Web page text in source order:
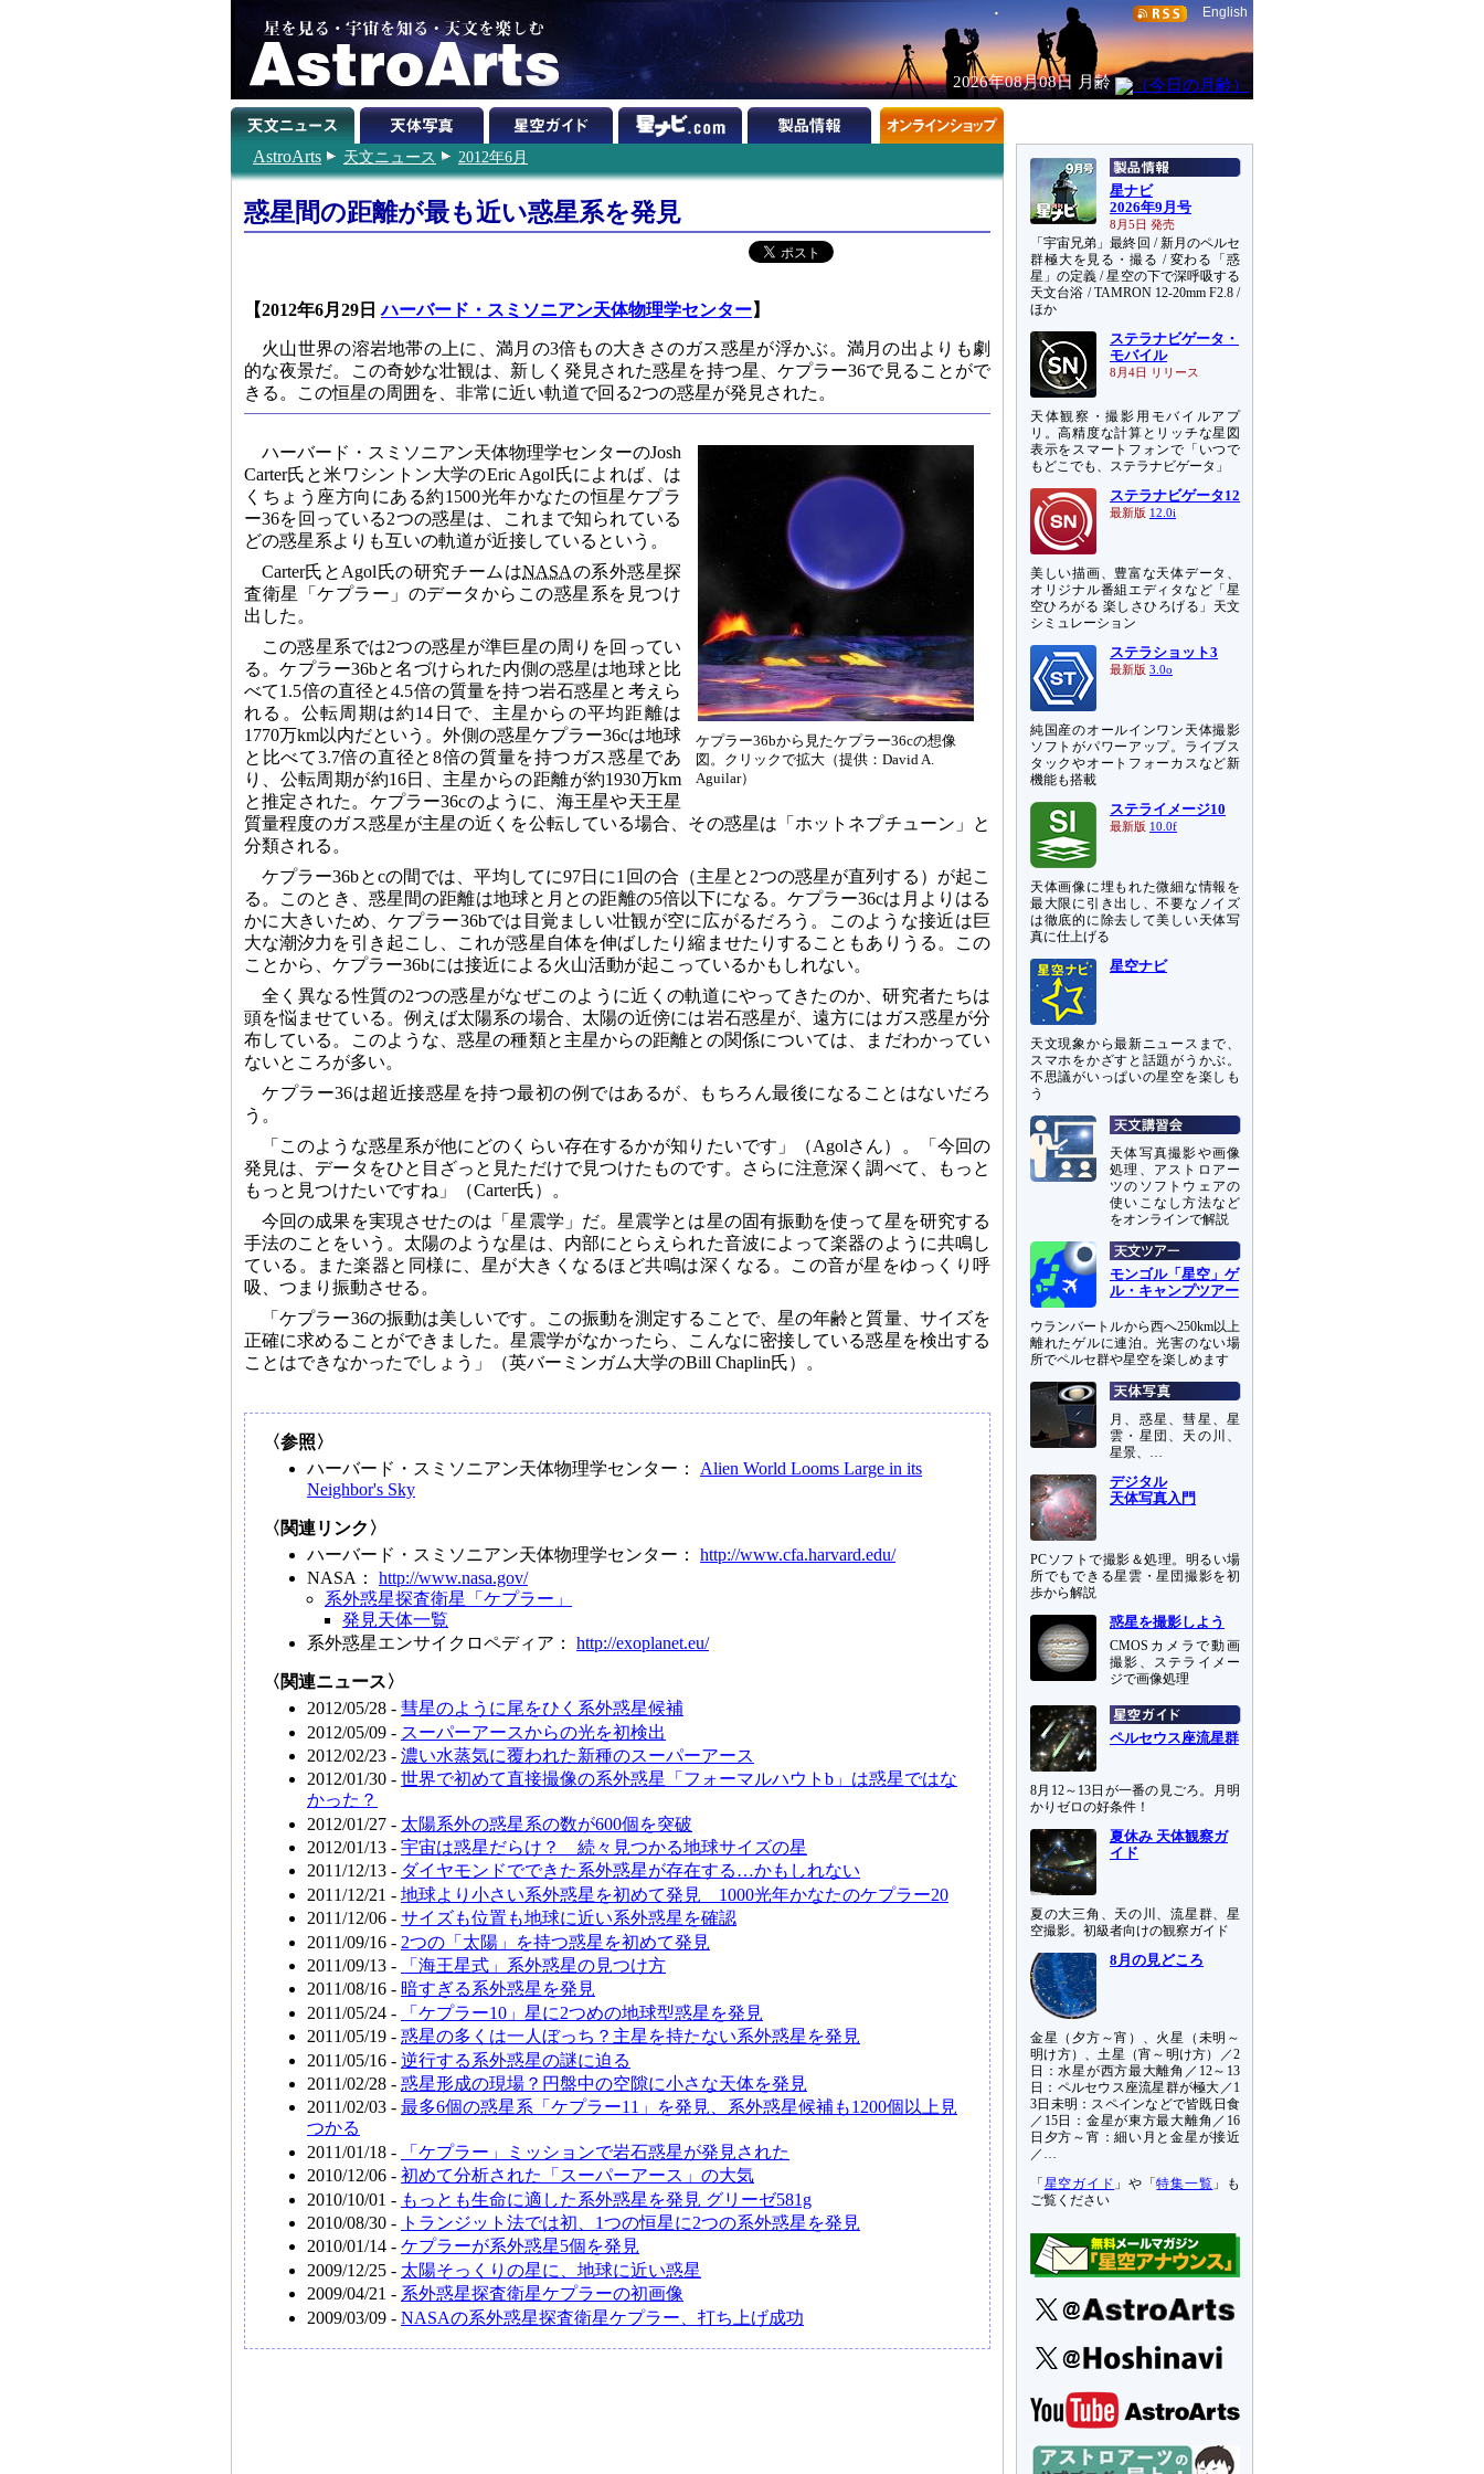
English
2026年08月08日 月齢
AstroArts 天文ニュース 2012年6月
惑星間の距離が最も近い惑星系を発見
【2012年6月29日ハーバード・スミソニアン天体物理学センター】
火山世界の溶岩地帯の上に、満月の3倍もの大きさのガス惑星が浮かぶ。満月の出よりも劇
的な夜景だ。この奇妙な壮観は、新しく発見された惑星を持つ星、ケプラー36で見ることがで
きる。この恒星の周囲を、非常に近い軌道で回る2つの惑星が発見された。
ケプラー36bから見たケプラー36cの想像
図。クリックで拡大（提供：David A.
Aguilar）
ハーバード・スミソニアン天体物理学センターのJosh
Carter氏と米ワシントン大学のEric Agol氏によれば、は
くちょう座方向にある約1500光年かなたの恒星ケプラ
ー36を回っている2つの惑星は、これまで知られている
どの惑星系よりも互いの軌道が近接しているという。
Carter氏とAgol氏の研究チームはNASAの系外惑星探
査衛星「ケプラー」のデータからこの惑星系を見つけ
出した。
この惑星系では2つの惑星が準巨星の周りを回ってい
る。ケプラー36bと名づけられた内側の惑星は地球と比
べて1.5倍の直径と4.5倍の質量を持つ岩石惑星と考えら
れる。公転周期は約14日で、主星からの平均距離は
1770万km以内だという。外側の惑星ケプラー36cは地球
と比べて3.7倍の直径と8倍の質量を持つガス惑星であ
り、公転周期が約16日、主星からの距離が約1930万km
と推定された。ケプラー36cのように、海王星や天王星
質量程度のガス惑星が主星の近くを公転している場合、その惑星は「ホットネプチューン」と
分類される。
ケプラー36bとcの間では、平均してに97日に1回の合（主星と2つの惑星が直列する）が起こ
る。このとき、惑星間の距離は地球と月との距離の5倍以下になる。ケプラー36cは月よりはる
かに大きいため、ケプラー36bでは目覚ましい壮観が空に広がるだろう。このような接近は巨
大な潮汐力を引き起こし、これが惑星自体を伸ばしたり縮ませたりすることもありうる。この
ことから、ケプラー36bには接近による火山活動が起こっているかもしれない。
全く異なる性質の2つの惑星がなぜこのように近くの軌道にやってきたのか、研究者たちは
頭を悩ませている。例えば太陽系の場合、太陽の近傍には岩石惑星が、遠方にはガス惑星が分
布している。このような、惑星の種類と主星からの距離との関係については、まだわかってい
ないところが多い。
ケプラー36は超近接惑星を持つ最初の例ではあるが、もちろん最後になることはないだろ
う。
「このような惑星系が他にどのくらい存在するかが知りたいです」（Agolさん）。「今回の
発見は、データをひと目ざっと見ただけで見つけたものです。さらに注意深く調べて、もっと
もっと見つけたいですね」（Carter氏）。
今回の成果を実現させたのは「星震学」だ。星震学とは星の固有振動を使って星を研究する
手法のことをいう。太陽のような星は、内部にとらえられた音波によって楽器のように共鳴し
ている。また楽器と同様に、星が大きくなるほど共鳴は深くなる。この音が星をゆっくり呼
吸、つまり振動させる。
「ケプラー36の振動は美しいです。この振動を測定することで、星の年齢と質量、サイズを
正確に求めることができました。星震学がなかったら、こんなに密接している惑星を検出する
ことはできなかったでしょう」（英バーミンガム大学のBill Chaplin氏）。
〈参照〉
ハーバード・スミソニアン天体物理学センター： Alien World Looms Large in its
Neighbor's Sky
〈関連リンク〉
ハーバード・スミソニアン天体物理学センター： http://www.cfa.harvard.edu/
NASA： http://www.nasa.gov/
系外惑星探査衛星「ケプラー」
発見天体一覧
系外惑星エンサイクロペディア： http://exoplanet.eu/
〈関連ニュース〉
2012/05/28 - 彗星のように尾をひく系外惑星候補
2012/05/09 - スーパーアースからの光を初検出
2012/02/23 - 濃い水蒸気に覆われた新種のスーパーアース
2012/01/30 - 世界で初めて直接撮像の系外惑星「フォーマルハウトb」は惑星ではな
かった？
2012/01/27 - 太陽系外の惑星系の数が600個を突破
2012/01/13 - 宇宙は惑星だらけ？ 続々見つかる地球サイズの星
2011/12/13 - ダイヤモンドでできた系外惑星が存在する…かもしれない
2011/12/21 - 地球より小さい系外惑星を初めて発見 1000光年かなたのケプラー20
2011/12/06 - サイズも位置も地球に近い系外惑星を確認
2011/09/16 - 2つの「太陽」を持つ惑星を初めて発見
2011/09/13 -
「海王星式」系外惑星の見つけ方
2011/08/16 - 暗すぎる系外惑星を発見
2011/05/24 -
「ケプラー10」星に2つめの地球型惑星を発見
2011/05/19 - 惑星の多くは一人ぼっち？主星を持たない系外惑星を発見
2011/05/16 - 逆行する系外惑星の謎に迫る
2011/02/28 - 惑星形成の現場？円盤中の空隙に小さな天体を発見
2011/02/03 - 最多6個の惑星系「ケプラー11」を発見、系外惑星候補も1200個以上見
つかる
2011/01/18 -
「ケプラー」ミッションで岩石惑星が発見された
2010/12/06 - 初めて分析された「スーパーアース」の大気
2010/10/01 - もっとも生命に適した系外惑星を発見 グリーゼ581g
2010/08/30 - トランジット法では初、1つの恒星に2つの系外惑星を発見
2010/01/14 - ケプラーが系外惑星5個を発見
2009/12/25 - 太陽そっくりの星に、地球に近い惑星
2009/04/21 - 系外惑星探査衛星ケプラーの初画像
2009/03/09 - NASAの系外惑星探査衛星ケプラー、打ち上げ成功
星ナビ
2026年9月号
8月5日 発売
「宇宙兄弟」最終回 / 新月のペルセ
群極大を見る・撮る / 変わる「惑
星」の定義 / 星空の下で深呼吸する
天文台浴 / TAMRON 12-20mm F2.8 /
ほか
ステラナビゲータ・
モバイル
8月4日 リリース
天体観察・撮影用モバイルアプ
リ。高精度な計算とリッチな星図
表示をスマートフォンで「いつで
もどこでも、ステラナビゲータ」
ステラナビゲータ12
最新版 12.0i
美しい描画、豊富な天体データ、
オリジナル番組エディタなど「星
空ひろがる 楽しさひろげる」天文
シミュレーション
ステラショット3
最新版 3.0o
純国産のオールインワン天体撮影
ソフトがパワーアップ。ライブス
タックやオートフォーカスなど新
機能も搭載
ステライメージ10
最新版 10.0f
天体画像に埋もれた微細な情報を
最大限に引き出し、不要なノイズ
は徹底的に除去して美しい天体写
真に仕上げる
星空ナビ
天文現象から最新ニュースまで、
スマホをかざすと話題がうかぶ。
不思議がいっぱいの星空を楽しも
う
天体写真撮影や画像
処理、アストロアー
ツのソフトウェアの
使いこなし方法など
をオンラインで解説
モンゴル「星空」ゲ
ル・キャンプツアー
ウランバートルから西へ250km以上
離れたゲルに連泊。光害のない場
所でペルセ群や星空を楽しめます
月、惑星、彗星、星
雲・星団、天の川、
星景、…
デジタル
天体写真入門
PCソフトで撮影＆処理。明るい場
所でもできる星雲・星団撮影を初
歩から解説
惑星を撮影しよう
CMOSカメラで動画
撮影、ステライメー
ジで画像処理
ペルセウス座流星群
8月12～13日が一番の見ごろ。月明
かりゼロの好条件！
夏休み 天体観察ガ
イド
夏の大三角、天の川、流星群、星
空撮影。初級者向けの観察ガイド
8月の見どころ
金星（夕方～宵）、火星（未明～
明け方）、土星（宵～明け方）／2
日：水星が西方最大離角／12～13
日：ペルセウス座流星群が極大／1
3日未明：スペインなどで皆既日食
／15日：金星が東方最大離角／16
日夕方～宵：細い月と金星が接近
／…
「 星空ガイド 」や「特集一覧 」も
ご覧ください